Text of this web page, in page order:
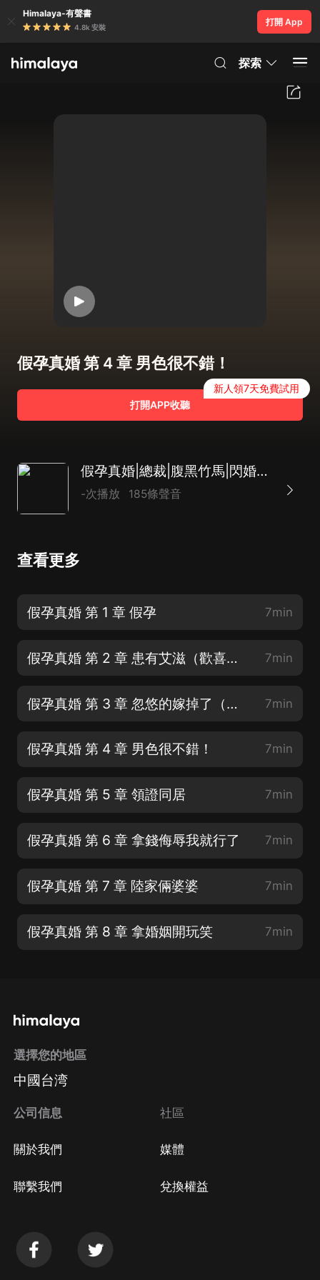
Himalaya-有聲書
4.8k 安裝
打開 App
探索
假孕真婚 第 4 章 男色很不錯！
打開APP收聽
新人領7天免費試用
假孕真婚|總裁|腹黑竹馬|閃婚獨寵|AI
-次播放 185條聲音
查看更多
假孕真婚 第 1 章 假孕 7min
假孕真婚 第 2 章 患有艾滋（歡喜冤家上線，男主一萬個心眼） 7min
假孕真婚 第 3 章 忽悠的嫁掉了（全家一起忽悠她，樂死我了！） 7min
假孕真婚 第 4 章 男色很不錯！ 7min
假孕真婚 第 5 章 領證同居 7min
假孕真婚 第 6 章 拿錢侮辱我就行了 7min
假孕真婚 第 7 章 陸家倆婆婆 7min
假孕真婚 第 8 章 拿婚姻開玩笑 7min
選擇您的地區
中國台湾
公司信息
關於我們
聯繫我們
社區
媒體
兌換權益